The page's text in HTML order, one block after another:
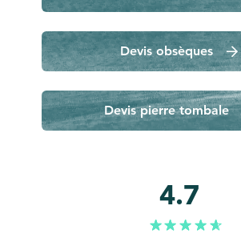
Devis obsèques
Devis pierre tombale
4.7